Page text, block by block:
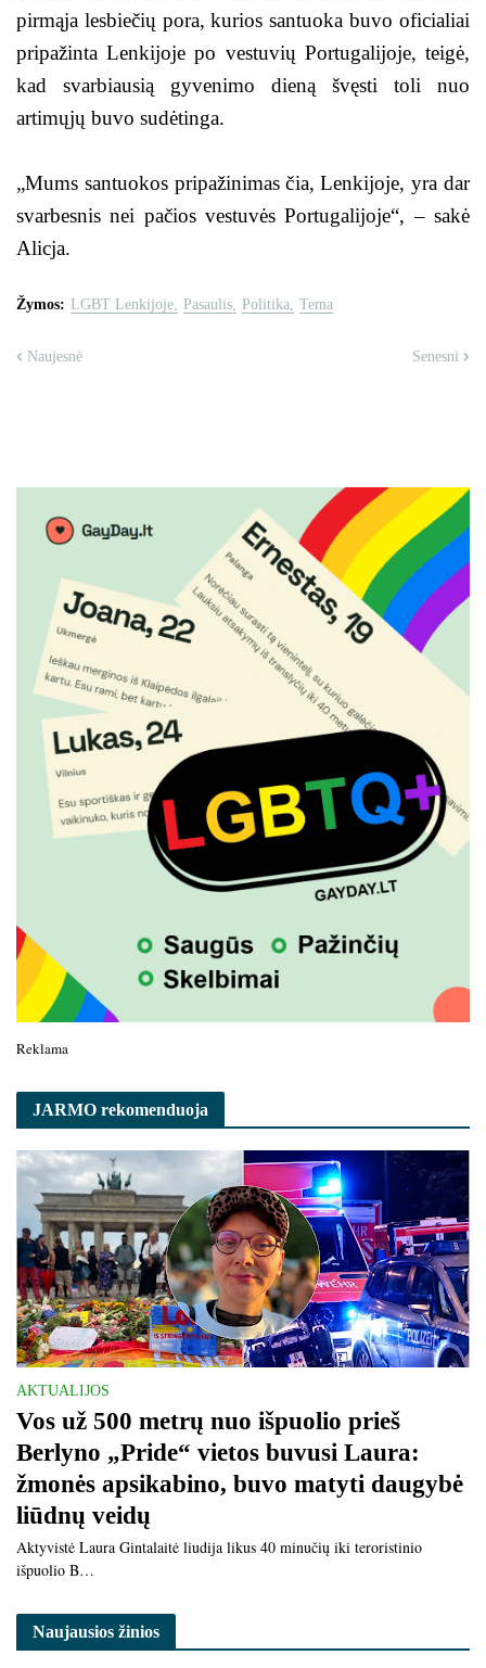
pirmąja lesbiečių pora, kurios santuoka buvo oficialiai
pripažinta Lenkijoje po vestuvių Portugalijoje, teigė,
kad svarbiausią gyvenimo dieną švęsti toli nuo
artimųjų buvo sudėtinga.
„Mums santuokos pripažinimas čia, Lenkijoje, yra dar
svarbesnis nei pačios vestuvės Portugalijoje“, – sakė
Alicja.
Žymos: LGBT Lenkijoje Pasaulis Politika Tema
Naujesnė Senesni
Reklama
JARMO rekomenduoja
AKTUALIJOS
Vos už 500 metrų nuo išpuolio prieš
Berlyno „Pride“ vietos buvusi Laura:
žmonės apsikabino, buvo matyti daugybė
liūdnų veidų
Aktyvistė Laura Gintalaitė liudija likus 40 minučių iki teroristinio
išpuolio B…
Naujausios žinios